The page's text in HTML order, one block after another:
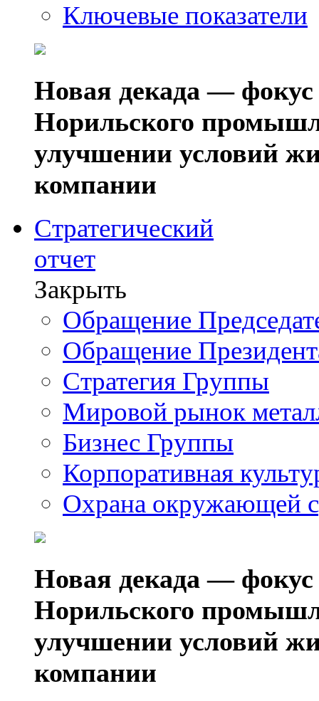
Ключевые показатели
Новая декада — фокус
Норильского
улучшении условий
компании
Стратегический
отчет
Закрыть
Обращение
Обращение
Стратегия Группы
Мировой рынок
Бизнес Группы
Корпоративная
Охрана окружающей
Новая декада — фокус
Норильского
улучшении условий
компании